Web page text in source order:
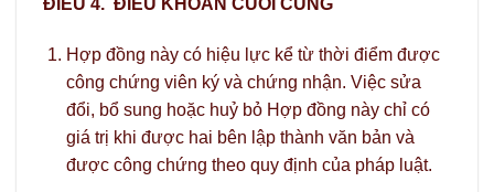
ĐIỀU 4. ĐIỀU KHOẢN CUỐI CÙNG
Hợp đồng này có hiệu lực kể từ thời điểm được
công chứng viên ký và chứng nhận. Việc sửa
đổi, bổ sung hoặc huỷ bỏ Hợp đồng này chỉ có
giá trị khi được hai bên lập thành văn bản và
được công chứng theo quy định của pháp luật.